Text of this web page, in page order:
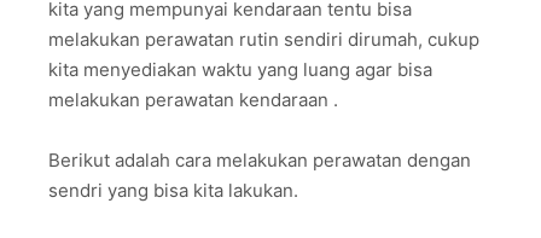
kita yang mempunyai kendaraan tentu bisa
melakukan perawatan rutin sendiri dirumah, cukup
kita menyediakan waktu yang luang agar bisa
melakukan perawatan kendaraan .
Berikut adalah cara melakukan perawatan dengan
sendri yang bisa kita lakukan.